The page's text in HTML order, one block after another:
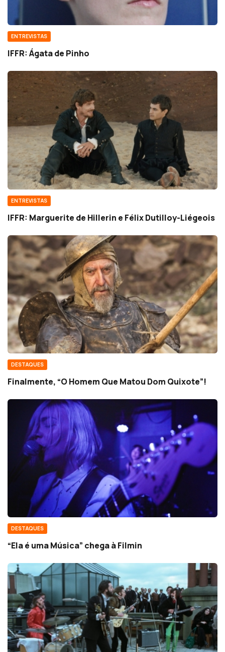
ENTREVISTAS
IFFR: Ágata de Pinho
ENTREVISTAS
IFFR: Marguerite de Hillerin e Félix Dutilloy-Liégeois
DESTAQUES
Finalmente, “O Homem Que Matou Dom Quixote”!
DESTAQUES
“Ela é uma Música” chega à Filmin